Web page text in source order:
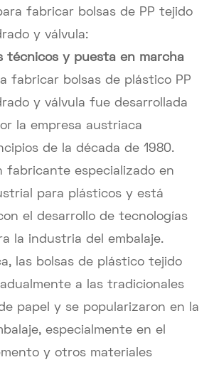
fabricar bolsas de PP tejido
y válvula:
técnicos y puesta en marcha
fabricar bolsas de plástico PP
y válvula fue desarrollada
la empresa austriaca
de la década de 1980.
fabricante especializado en
para plásticos y está
el desarrollo de tecnologías
la industria del embalaje.
las bolsas de plástico tejido
a las tradicionales
papel y se popularizaron en la
especialmente en el
y otros materiales